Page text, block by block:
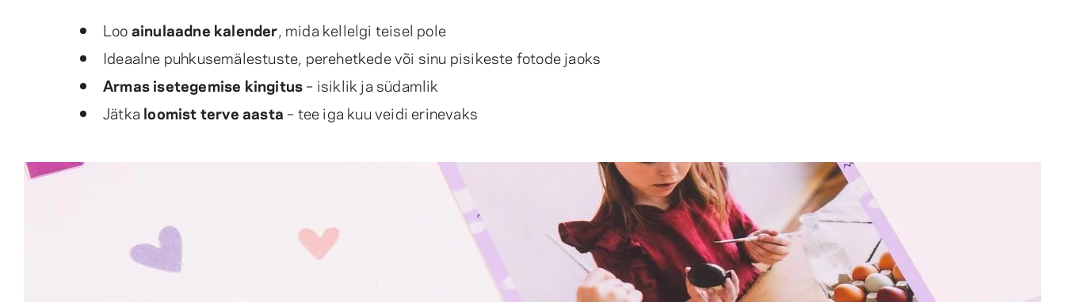
Looainulaadne kalender, mida kellelgi teisel pole
Ideaalne puhkusemälestuste, perehetkede või sinu pisikeste fotode jaoks
Armas isetegemise kingitus– isiklik ja südamlik
Jätka loomist terve aasta – tee iga kuu veidi erinevaks